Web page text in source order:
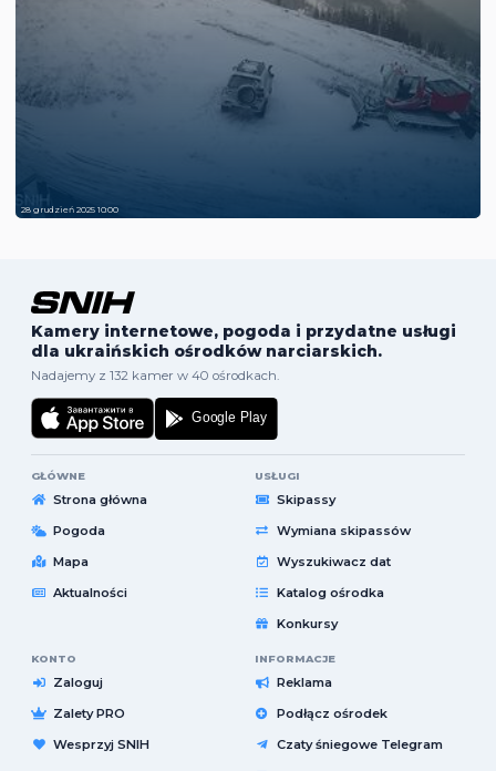
28 grudzień 2025 10:00
Kamery internetowe, pogoda i przydatne usługi
dla ukraińskich ośrodków narciarskich.
Nadajemy z 132 kamer w 40 ośrodkach.
GŁÓWNE
Strona główna
Pogoda
Mapa
Aktualności
USŁUGI
Skipassy
Wymiana skipassów
Wyszukiwacz dat
Katalog ośrodka
Konkursy
KONTO
Zaloguj
Zalety PRO
Wesprzyj SNIH
INFORMACJE
Reklama
Podłącz ośrodek
Czaty śniegowe Telegram